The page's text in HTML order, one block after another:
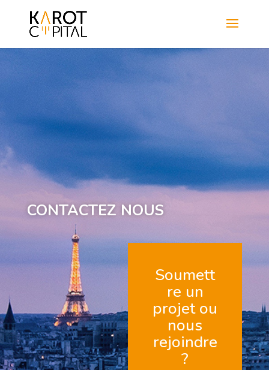
CONTACTEZ NOUS
Soumett
re un
projet ou
nous
rejoindre
?